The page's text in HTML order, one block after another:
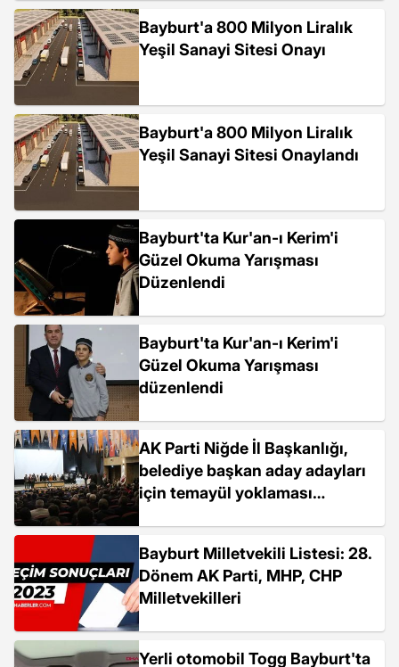
Bayburt'a 800 Milyon Liralık
Yeşil Sanayi Sitesi Onayı
Bayburt'a 800 Milyon Liralık
Yeşil Sanayi Sitesi Onaylandı
Bayburt'ta Kur'an-ı Kerim'i
Güzel Okuma Yarışması
Düzenlendi
Bayburt'ta Kur'an-ı Kerim'i
Güzel Okuma Yarışması
düzenlendi
AK Parti Niğde İl Başkanlığı,
belediye başkan aday adayları
için temayül yoklaması
Bayburt Milletvekili Listesi: 28.
Dönem AK Parti, MHP, CHP
Milletvekilleri
Yerli otomobil Togg Bayburt'ta